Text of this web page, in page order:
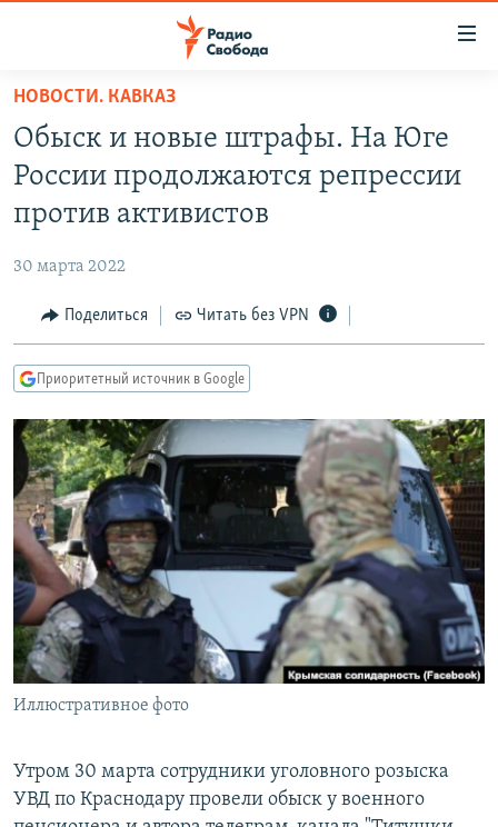
упрощенного
доступа
Вернуться
основному
Вернутся
Вернутся
поиску
ПРОГРАММЫ
АВТОРСКИЕ ПРОЕКТЫ
МНЕНИЯ
КУЛЬТУРА
КАВКАЗ.РЕАЛИИ
СЕВЕР.РЕАЛИИ
СИБИРЬ.РЕАЛИИ
РАСПИСАНИЕ ВЕЩАНИЯ
ПОДПИШИТЕСЬ НА РАССЫЛКУ
СОЦИАЛЬНЫЕ СЕТИ
Все сайты РСЕ/РС
НОВОСТИ. КАВКАЗ
Обыск и новые штрафы. На Юге
России продолжаются репрессии
против активистов
30 марта 2022
Поделиться Читать без VPN
Приоритетный источник в Google
Иллюстративное фото
Утром 30 марта сотрудники уголовного розыска
УВД по Краснодару провели обыск у военного